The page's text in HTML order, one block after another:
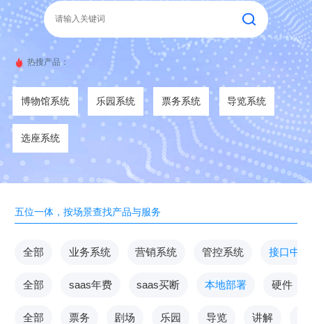
热搜产品：
博物馆系统 乐园系统 票务系统 导览系统
选座系统
五位一体，按场景查找产品与服务
全部 业务系统 营销系统 管控系统 接口中台
全部 saas年费 saas买断 本地部署 硬件
全部 票务 剧场 乐园 导览 讲解